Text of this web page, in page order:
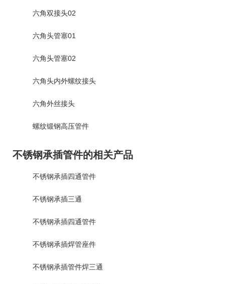
六角双接头02
六角头管塞01
六角头管塞02
六角头内外螺纹接头
六角外丝接头
螺纹锻钢高压管件
不锈钢承插管件的相关产品
不锈钢承插四通管件
不锈钢承插三通
不锈钢承插四通管件
不锈钢承插焊管座件
不锈钢承插管件焊三通